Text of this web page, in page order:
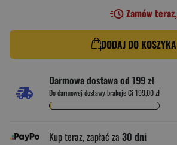
Zamów
DODAJ DO KOSZYKA
Darmowa dostawa od 199 zł
Do darmowej dostawy brakuje Ci 199,00 zł
Kup teraz, zapłać za 30 dni